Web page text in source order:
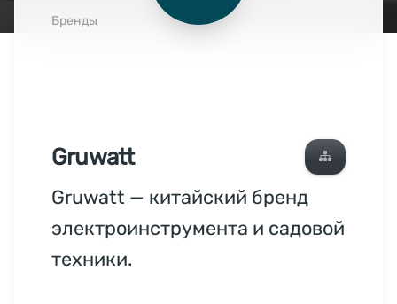
Бренды
Gruwatt
Gruwatt — китайский бренд
электроинструмента и садовой
техники.